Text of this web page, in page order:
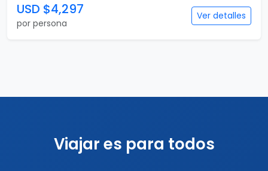
USD $4,297
por persona
Ver detalles
Viajar es para todos